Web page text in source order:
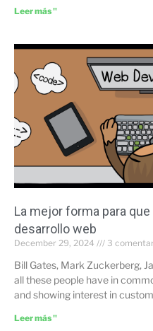
Leer más "
La mejor forma para
desarrollo web
December 29, 2024 3
Bill Gates, Mark Zuckerberg,
all these people have in
and showing interest in custom
Leer más "